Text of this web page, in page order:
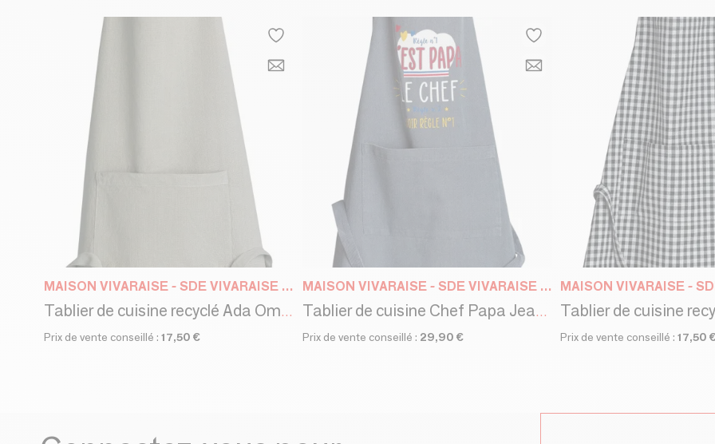
MAISON VIVARAISE - SDE VIVARAISE WINKLER
Tablier de cuisine recyclé Ada Ombre 72 x 85
Prix de vente conseillé : 17,50 €
MAISON VIVARAISE - SDE VIVARAISE WINKLER
Tablier de cuisine Chef Papa Jeans 72 x 90
Prix de vente conseillé : 29,90 € Prix de vente conseillé : 17,50